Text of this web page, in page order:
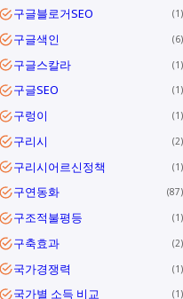
구글블로거SEO 1
구글색인 6
구글스칼라 1
구글SEO 1
구렁이 1
구리시 2
구리시어르신정책 1
구연동화 87
구조적불평등 1
구축효과 2
국가경쟁력 1
국가별 소득 비교 1